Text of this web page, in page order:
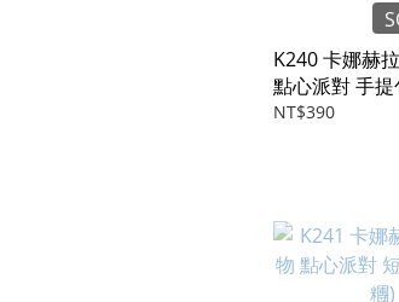
K240 卡娜赫
點心派對 手提
菓子)
NT$390